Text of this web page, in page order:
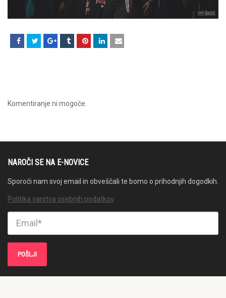
Komentiranje ni mogoče.
NAROČI SE NA E-NOVICE
Sporoči nam svoj email in obveščali te bomo o prihodnjih dogodkih.
Politika varstva osebnih podatkov